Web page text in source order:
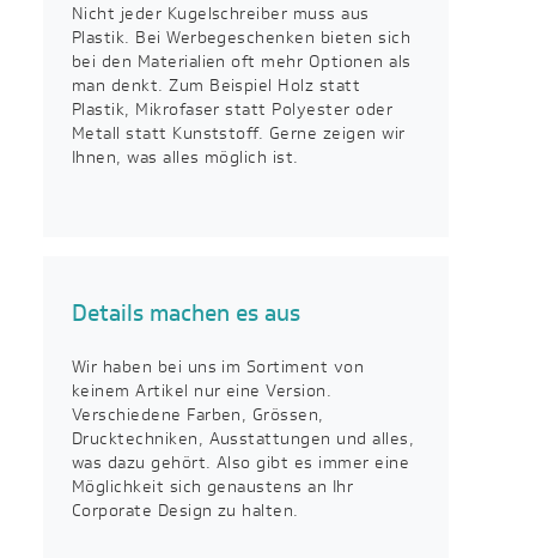
Nicht jeder Kugelschreiber muss aus
Plastik. Bei Werbegeschenken bieten sich
bei den Materialien oft mehr Optionen als
man denkt. Zum Beispiel Holz statt
Plastik, Mikrofaser statt Polyester oder
Metall statt Kunststoff. Gerne zeigen wir
Ihnen, was alles möglich ist.
Details machen es aus
Wir haben bei uns im Sortiment von
keinem Artikel nur eine Version.
Verschiedene Farben, Grössen,
Drucktechniken, Ausstattungen und alles,
was dazu gehört. Also gibt es immer eine
Möglichkeit sich genaustens an Ihr
Corporate Design zu halten.